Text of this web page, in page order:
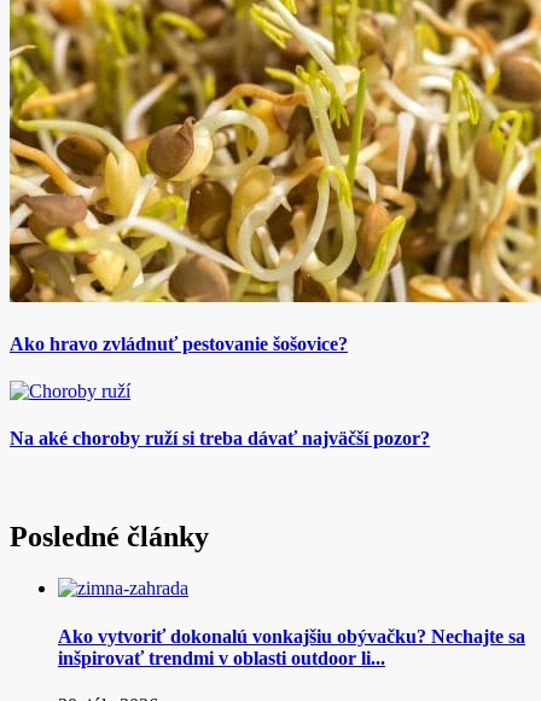
Ako hravo zvládnuť pestovanie šošovice?
Na aké choroby ruží si treba dávať najväčší pozor?
Posledné články
Ako vytvoriť dokonalú vonkajšiu obývačku? Nechajte sa
inšpirovať trendmi v oblasti outdoor li...